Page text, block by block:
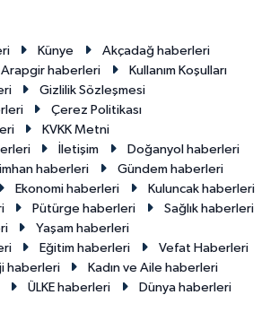
Künye
Akçadağ haberleri
Arapgir haberleri
Kullanım Koşulları
Gizlilik Sözleşmesi
Çerez Politikası
KVKK Metni
İletişim
Doğanyol haberleri
haberleri
Gündem haberleri
Ekonomi haberleri
Kuluncak haberleri
Pütürge haberleri
Sağlık haberleri
Yaşam haberleri
Eğitim haberleri
Vefat Haberleri
haberleri
Kadın ve Aile haberleri
ÜLKE haberleri Dünya haberleri